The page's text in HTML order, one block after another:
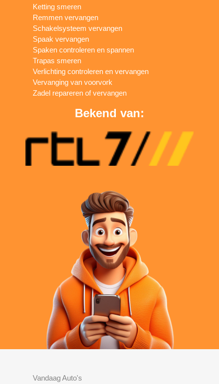
Ketting smeren
Remmen vervangen
Schakelsysteem vervangen
Spaak vervangen
Spaken controleren en spannen
Trapas smeren
Verlichting controleren en vervangen
Vervanging van voorvork
Zadel repareren of vervangen
Bekend van:
Vandaag Auto's